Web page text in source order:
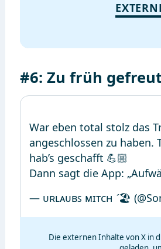
#6: Zu früh
War eben total stolz das
angeschlossen zu haben.
hab’s geschafft 💪🏼
Dann sagt die App:
— ᴜʀʟᴀᴜʙꜱ ᴍɪᴛᴄʜ 🏖️
Die externen Inhalte von X in